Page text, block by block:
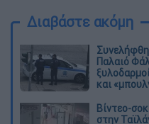
Διαβάστε ακόμη
Παλαιό
και
Βίντεο-
στην